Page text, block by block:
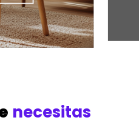
necesitas